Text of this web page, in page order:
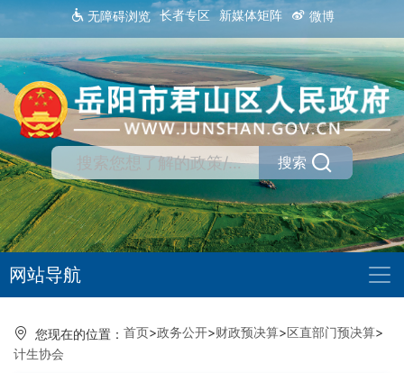
无障碍浏览 长者专区 新媒体矩阵 微博
搜索
网站导航
您现在的位置： 首页>政务公开>财政预决算>区直部门预决算>
计生协会